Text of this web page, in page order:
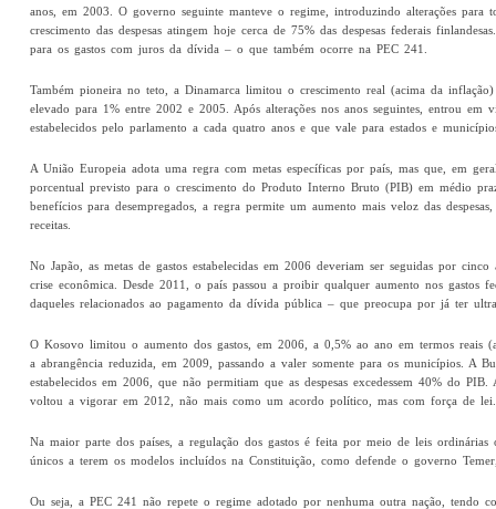
anos, em 2003. O governo seguinte manteve o regime, introduzindo alterações
crescimento das despesas atingem hoje cerca de 75% das despesas federais
para os gastos com juros da dívida – o que também ocorre na PEC 241.
Também pioneira no teto, a Dinamarca limitou o crescimento real (acima da
elevado para 1% entre 2002 e 2005. Após alterações nos anos seguintes, entrou
estabelecidos pelo parlamento a cada quatro anos e que vale para estados e
A União Europeia adota uma regra com metas específicas por país, mas que, em
porcentual previsto para o crescimento do Produto Interno Bruto (PIB) em médio
benefícios para desempregados, a regra permite um aumento mais veloz das
receitas.
No Japão, as metas de gastos estabelecidas em 2006 deveriam ser seguidas por
crise econômica. Desde 2011, o país passou a proibir qualquer aumento nos gastos
daqueles relacionados ao pagamento da dívida pública – que preocupa por já ter
O Kosovo limitou o aumento dos gastos, em 2006, a 0,5% ao ano em termos reais
a abrangência reduzida, em 2009, passando a valer somente para os municípios. A
estabelecidos em 2006, que não permitiam que as despesas excedessem 40% do
voltou a vigorar em 2012, não mais como um acordo político, mas com força de lei.
Na maior parte dos países, a regulação dos gastos é feita por meio de leis
únicos a terem os modelos incluídos na Constituição, como defende o governo
Ou seja, a PEC 241 não repete o regime adotado por nenhuma outra nação, tendo